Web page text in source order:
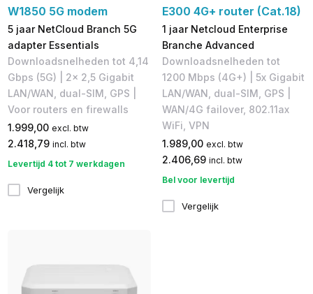
W1850 5G modem
5 jaar NetCloud Branch 5G
adapter Essentials
Downloadsnelheden tot 4,14
Gbps (5G) | 2x 2,5 Gigabit
LAN/WAN, dual-SIM, GPS |
Voor routers en firewalls
1.999,00 excl. btw
2.418,79 incl. btw
Levertijd 4 tot 7 werkdagen
Vergelijk
E300 4G+ router (Cat.18)
1 jaar Netcloud Enterprise
Branche Advanced
Downloadsnelheden tot
1200 Mbps (4G+)​ | 5x Gigabit
LAN/WAN, dual-SIM, GPS | ​
WAN/4G failover, 802.11ax
WiFi, VPN
1.989,00 excl. btw
2.406,69 incl. btw
Bel voor levertijd
Vergelijk